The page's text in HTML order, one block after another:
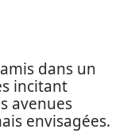
dans un
incitant
avenues
envisagées.